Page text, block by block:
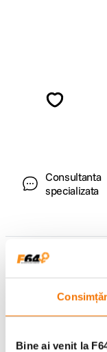
Bine ai venit la
Consultanta
specializata
Comenzi si livrare